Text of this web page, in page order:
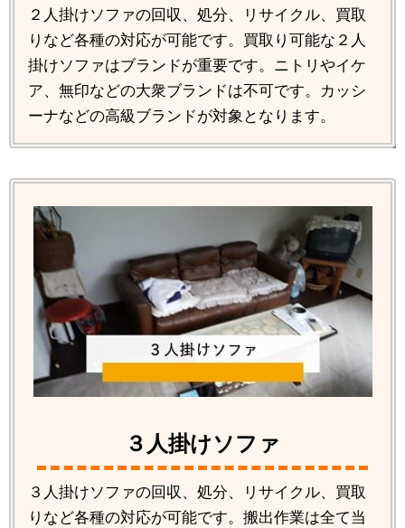
２人掛けソファの回収、処分、リサイクル、買取
りなど各種の対応が可能です。買取り可能な２人
掛けソファはブランドが重要です。ニトリやイケ
ア、無印などの大衆ブランドは不可です。カッシ
ーナなどの高級ブランドが対象となります。
３人掛けソファ
３人掛けソファの回収、処分、リサイクル、買取
りなど各種の対応が可能です。搬出作業は全て当